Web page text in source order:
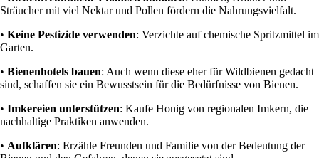
Sträucher mit viel Nektar und Pollen fördern die Nahrungsvielfalt.
• Keine Pestizide verwenden: Verzichte auf chemische Spritzmittel im
Garten.
• Bienenhotels bauen: Auch wenn diese eher für Wildbienen gedacht
sind, schaffen sie ein Bewusstsein für die Bedürfnisse von Bienen.
• Imkereien unterstützen: Kaufe Honig von regionalen Imkern, die
nachhaltige Praktiken anwenden.
• Aufklären: Erzähle Freunden und Familie von der Bedeutung der